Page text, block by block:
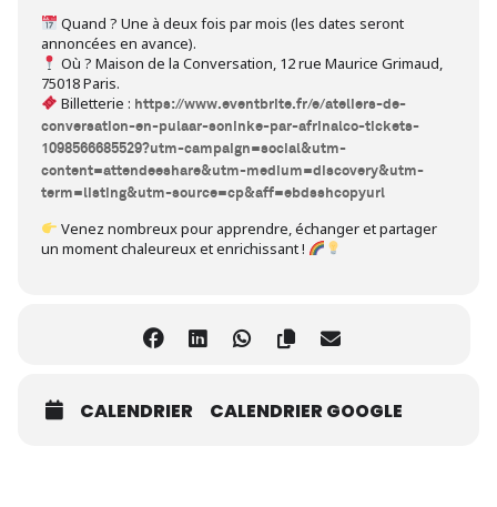
Quand ? Une à deux fois par mois (les dates seront
annoncées en avance).
Où ? Maison de la Conversation, 12 rue Maurice Grimaud,
75018 Paris.
Billetterie : https://www.eventbrite.fr/e/ateliers-de-
conversation-en-pulaar-soninke-par-afrinalco-tickets-
1098566685529?utm-campaign=social&utm-
content=attendeeshare&utm-medium=discovery&utm-
term=listing&utm-source=cp&aff=ebdsshcopyurl
Venez nombreux pour apprendre, échanger et partager
un moment chaleureux et enrichissant !
CALENDRIER CALENDRIER GOOGLE